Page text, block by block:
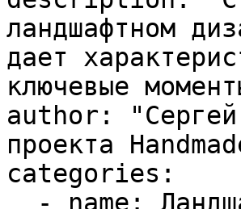
ландшафтном
дает
ключевые
author: "Сергей
проекта
categories: